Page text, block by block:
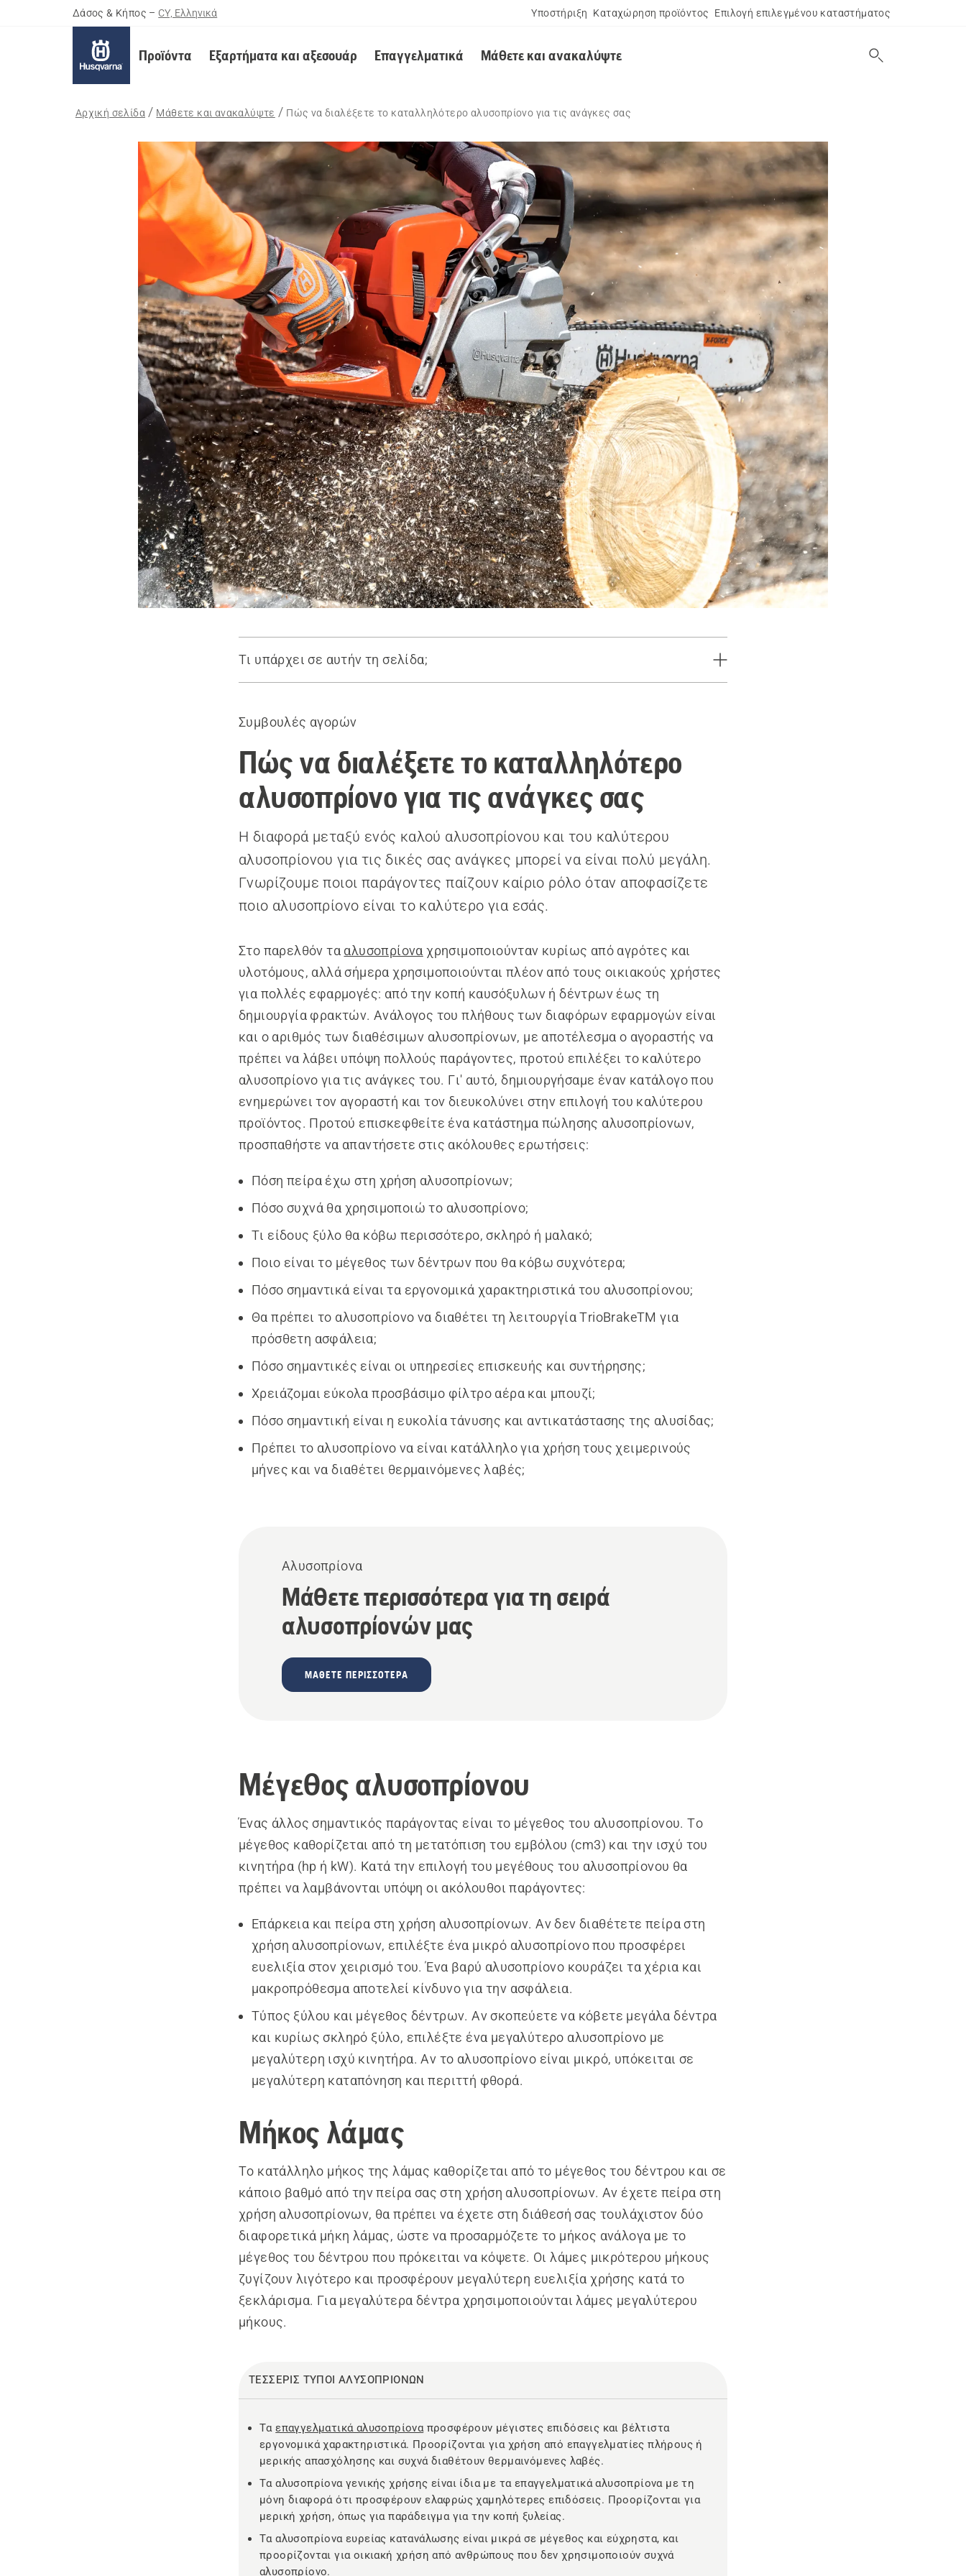
Δάσος & Κήπος – CY, Ελληνικά Υποστήριξη Καταχώρηση προϊόντος Επιλογή επιλεγμένου καταστήματος
Προϊόντα Εξαρτήματα και αξεσουάρ Επαγγελματικά Μάθετε και ανακαλύψτε
Αρχική σελίδα Μάθετε και ανακαλύψτε Πώς να διαλέξετε το καταλληλότερο αλυσοπρίονο για τις ανάγκες σας
Τι υπάρχει σε αυτήν τη σελίδα;
Εισαγωγή
Μήκος λάμας
Συνιστώμενα προϊόντα
Συμβουλές αγορών
Πώς να διαλέξετε το καταλληλότερο
αλυσοπρίονο για τις ανάγκες σας
Η διαφορά μεταξύ ενός καλού αλυσοπρίονου και του καλύτερου
αλυσοπρίονου για τις δικές σας ανάγκες μπορεί να είναι πολύ μεγάλη.
Γνωρίζουμε ποιοι παράγοντες παίζουν καίριο ρόλο όταν αποφασίζετε
ποιο αλυσοπρίονο είναι το καλύτερο για εσάς.
Στο παρελθόν τα αλυσοπρίονα χρησιμοποιούνταν κυρίως από αγρότες και
υλοτόμους, αλλά σήμερα χρησιμοποιούνται πλέον από τους οικιακούς χρήστες
για πολλές εφαρμογές: από την κοπή καυσόξυλων ή δέντρων έως τη
δημιουργία φρακτών. Ανάλογος του πλήθους των διαφόρων εφαρμογών είναι
και ο αριθμός των διαθέσιμων αλυσοπρίονων, με αποτέλεσμα ο αγοραστής να
πρέπει να λάβει υπόψη πολλούς παράγοντες, προτού επιλέξει το καλύτερο
αλυσοπρίονο για τις ανάγκες του. Γι' αυτό, δημιουργήσαμε έναν κατάλογο που
ενημερώνει τον αγοραστή και τον διευκολύνει στην επιλογή του καλύτερου
προϊόντος. Προτού επισκεφθείτε ένα κατάστημα πώλησης αλυσοπρίονων,
προσπαθήστε να απαντήσετε στις ακόλουθες ερωτήσεις:
Πόση πείρα έχω στη χρήση αλυσοπρίονων;
Πόσο συχνά θα χρησιμοποιώ το αλυσοπρίονο;
Τι είδους ξύλο θα κόβω περισσότερο, σκληρό ή μαλακό;
Ποιο είναι το μέγεθος των δέντρων που θα κόβω συχνότερα;
Πόσο σημαντικά είναι τα εργονομικά χαρακτηριστικά του αλυσοπρίονου;
Θα πρέπει το αλυσοπρίονο να διαθέτει τη λειτουργία TrioBrakeTM για
πρόσθετη ασφάλεια;
Πόσο σημαντικές είναι οι υπηρεσίες επισκευής και συντήρησης;
Χρειάζομαι εύκολα προσβάσιμο φίλτρο αέρα και μπουζί;
Πόσο σημαντική είναι η ευκολία τάνυσης και αντικατάστασης της αλυσίδας;
Πρέπει το αλυσοπρίονο να είναι κατάλληλο για χρήση τους χειμερινούς
μήνες και να διαθέτει θερμαινόμενες λαβές;
Αλυσοπρίονα
Μάθετε περισσότερα για τη σειρά
αλυσοπρίονών μας
ΜΆΘΕΤΕ ΠΕΡΙΣΣΌΤΕΡΑ
Μέγεθος αλυσοπρίονου
Ένας άλλος σημαντικός παράγοντας είναι το μέγεθος του αλυσοπρίονου. Το
μέγεθος καθορίζεται από τη μετατόπιση του εμβόλου (cm3) και την ισχύ του
κινητήρα (hp ή kW). Κατά την επιλογή του μεγέθους του αλυσοπρίονου θα
πρέπει να λαμβάνονται υπόψη οι ακόλουθοι παράγοντες:
Επάρκεια και πείρα στη χρήση αλυσοπρίονων. Αν δεν διαθέτετε πείρα στη
χρήση αλυσοπρίονων, επιλέξτε ένα μικρό αλυσοπρίονο που προσφέρει
ευελιξία στον χειρισμό του. Ένα βαρύ αλυσοπρίονο κουράζει τα χέρια και
μακροπρόθεσμα αποτελεί κίνδυνο για την ασφάλεια.
Τύπος ξύλου και μέγεθος δέντρων. Αν σκοπεύετε να κόβετε μεγάλα δέντρα
και κυρίως σκληρό ξύλο, επιλέξτε ένα μεγαλύτερο αλυσοπρίονο με
μεγαλύτερη ισχύ κινητήρα. Αν το αλυσοπρίονο είναι μικρό, υπόκειται σε
μεγαλύτερη καταπόνηση και περιττή φθορά.
Μήκος λάμας
Το κατάλληλο μήκος της λάμας καθορίζεται από το μέγεθος του δέντρου και σε
κάποιο βαθμό από την πείρα σας στη χρήση αλυσοπρίονων. Αν έχετε πείρα στη
χρήση αλυσοπρίονων, θα πρέπει να έχετε στη διάθεσή σας τουλάχιστον δύο
διαφορετικά μήκη λάμας, ώστε να προσαρμόζετε το μήκος ανάλογα με το
μέγεθος του δέντρου που πρόκειται να κόψετε. Οι λάμες μικρότερου μήκους
ζυγίζουν λιγότερο και προσφέρουν μεγαλύτερη ευελιξία χρήσης κατά το
ξεκλάρισμα. Για μεγαλύτερα δέντρα χρησιμοποιούνται λάμες μεγαλύτερου
μήκους.
ΤΕΣΣΕΡΙΣ ΤΥΠΟΙ ΑΛΥΣΟΠΡΙΟΝΩΝ
Ταεπαγγελματικά αλυσοπρίοναπροσφέρουν μέγιστες επιδόσεις και βέλτιστα
εργονομικά χαρακτηριστικά. Προορίζονται για χρήση από επαγγελματίες πλήρους ή
μερικής απασχόλησης και συχνά διαθέτουν θερμαινόμενες λαβές.
Τα αλυσοπρίονα γενικής χρήσης είναι ίδια με τα επαγγελματικά αλυσοπρίονα με τη
μόνη διαφορά ότι προσφέρουν ελαφρώς χαμηλότερες επιδόσεις. Προορίζονται για
μερική χρήση, όπως για παράδειγμα για την κοπή ξυλείας.
Τα αλυσοπρίονα ευρείας κατανάλωσης είναι μικρά σε μέγεθος και εύχρηστα, και
προορίζονται για οικιακή χρήση από ανθρώπους που δεν χρησιμοποιούν συχνά
αλυσοπρίονο.